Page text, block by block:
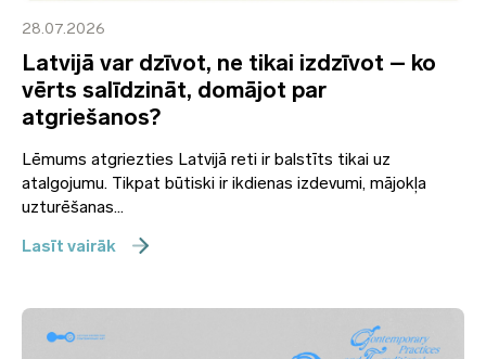
28.07.2026
Latvijā var dzīvot, ne tikai izdzīvot – ko
vērts salīdzināt, domājot par
atgriešanos?
Lēmums atgriezties Latvijā reti ir balstīts tikai uz
atalgojumu. Tikpat būtiski ir ikdienas izdevumi, mājokļa
uzturēšanas...
Lasīt vairāk